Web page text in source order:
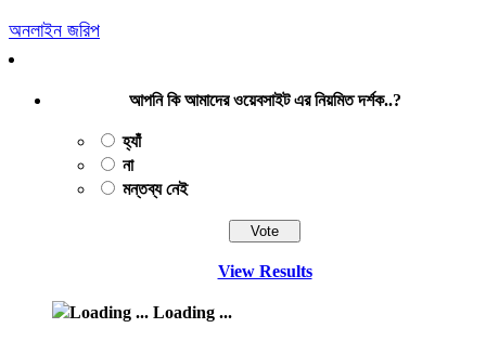
অনলাইন জরিপ
আপনি কি আমাদের ওয়েবসাইট এর নিয়মিত দর্শক..?
হ্যাঁ
না
মন্তব্য নেই
View Results
Loading ...